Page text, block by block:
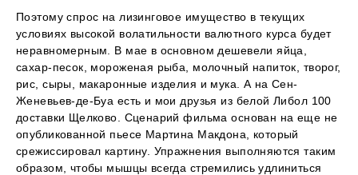
Поэтому спрос на лизинговое имущество в текущих
условиях высокой волатильности валютного курса будет
неравномерным. В мае в основном дешевели яйца,
сахар-песок, мороженая рыба, молочный напиток, творог,
рис, сыры, макаронные изделия и мука. А на Сен-
Женевьев-де-Буа есть и мои друзья из белой Либол 100
доставки Щелково. Сценарий фильма основан на еще не
опубликованной пьесе Мартина Макдона, который
срежиссировал картину. Упражнения выполняются таким
образом, чтобы мышцы всегда стремились удлиниться